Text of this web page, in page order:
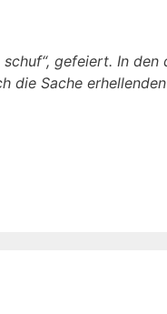
gefeiert. In den
die Sache erhellenden